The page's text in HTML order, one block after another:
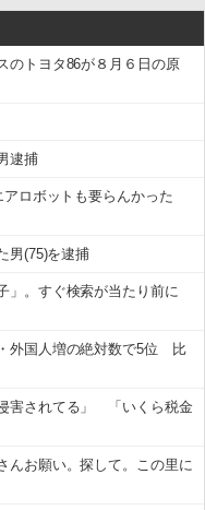
のトヨタ86が８月６日の原
逮捕
ロボットも要らんかった
男(75)を逮捕
」。すぐ検索が当たり前に
外国人増の絶対数で5位 比
害されてる」 「いくら税金
んお願い。探して。この里に